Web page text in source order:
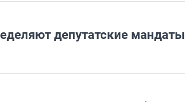
депутатские мандаты